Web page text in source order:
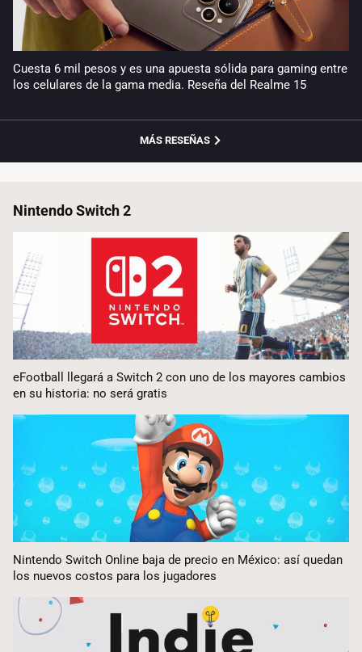
Cuesta 6 mil pesos y es una apuesta sólida para gaming entre
los celulares de la gama media. Reseña del Realme 15
MÁS RESEÑAS
Nintendo Switch 2
eFootball llegará a Switch 2 con uno de los mayores cambios
en su historia: no será gratis
Nintendo Switch Online baja de precio en México: así quedan
los nuevos costos para los jugadores